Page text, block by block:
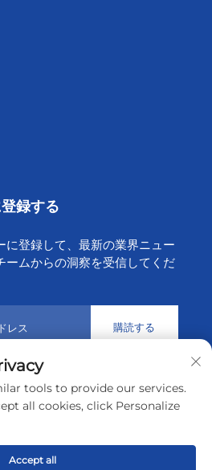
録する
に登録して、最新の業界ニュー
ームからの洞察を受信してくだ
購読する
テクノロジー有限公司
プライバシ
tools to provide our services.
all cookies, click Personalize
Accept all